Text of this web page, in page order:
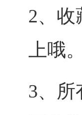
2、收
上哦。
3、所